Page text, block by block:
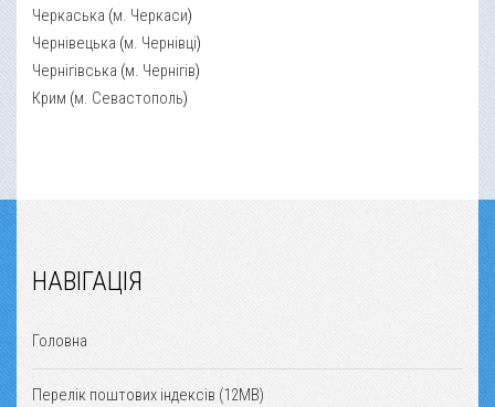
Черкаська (м. Черкаси)
Чернівецька (м. Чернівці)
Чернігівська (м. Чернігів)
Крим (м. Севастополь)
НАВІГАЦІЯ
Головна
Перелік поштових індексів (12MB)